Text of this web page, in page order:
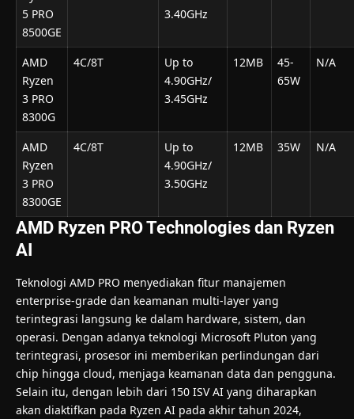
5 PRO
8500GE
3.40GHz
AMD
Ryzen
3 PRO
8300G
4C/8T
Up to
4.90GHz/
3.45GHz
12MB
45-
65W
N/A
AMD
Ryzen
3 PRO
8300GE
4C/8T
Up to
4.90GHz/
3.50GHz
12MB 35W N/A
AMD Ryzen PRO Technologies dan Ryzen
AI
Teknologi AMD PRO menyediakan fitur manajemen
enterprise-grade dan keamanan multi-layer yang
terintegrasi langsung ke dalam hardware, sistem, dan
operasi. Dengan adanya teknologi Microsoft Pluton yang
terintegrasi, prosesor ini memberikan perlindungan dari
chip hingga cloud, menjaga keamanan data dan pengguna.
Selain itu, dengan lebih dari 150 ISV AI yang diharapkan
akan diaktifkan pada Ryzen AI pada akhir tahun 2024,